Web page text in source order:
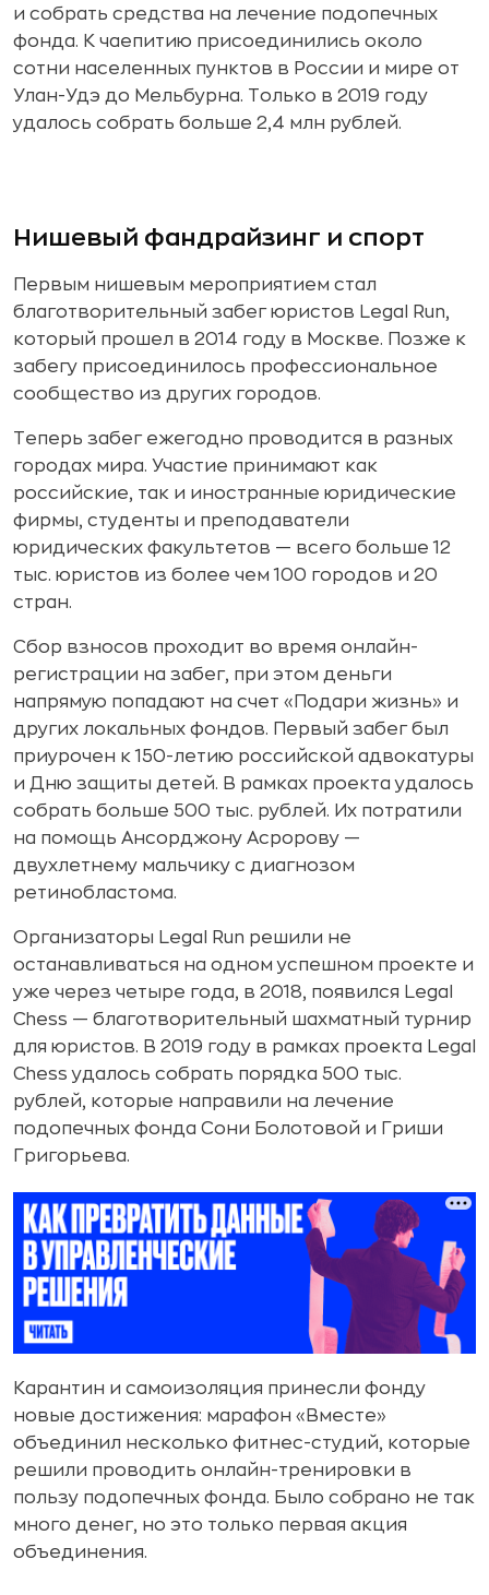
и собрать средства на лечение подопечных
фонда. К чаепитию присоединились около
сотни населенных пунктов в России и мире от
Улан-Удэ до Мельбурна. Только в 2019 году
удалось собрать больше 2,4 млн рублей.
Нишевый фандрайзинг и спорт
Первым нишевым мероприятием стал
благотворительный забег юристов Legal Run,
который прошел в 2014 году в Москве. Позже к
забегу присоединилось профессиональное
сообщество из других городов.
Теперь забег ежегодно проводится в разных
городах мира. Участие принимают как
российские, так и иностранные юридические
фирмы, студенты и преподаватели
юридических факультетов — всего больше 12
тыс. юристов из более чем 100 городов и 20
стран.
Сбор взносов проходит во время онлайн-
регистрации на забег, при этом деньги
напрямую попадают на счет «Подари жизнь» и
других локальных фондов. Первый забег был
приурочен к 150-летию российской адвокатуры
и Дню защиты детей. В рамках проекта удалось
собрать больше 500 тыс. рублей. Их потратили
на помощь Ансорджону Асророву —
двухлетнему мальчику с диагнозом
ретинобластома.
Организаторы Legal Run решили не
останавливаться на одном успешном проекте и
уже через четыре года, в 2018, появился Legal
Chess — благотворительный шахматный турнир
для юристов. В 2019 году в рамках проекта Legal
Chess удалось собрать порядка 500 тыс.
рублей, которые направили на лечение
подопечных фонда Сони Болотовой и Гриши
Григорьева.
Карантин и самоизоляция принесли фонду
новые достижения: марафон «Вместе»
объединил несколько фитнес-студий, которые
решили проводить онлайн-тренировки в
пользу подопечных фонда. Было собрано не так
много денег, но это только первая акция
объединения.